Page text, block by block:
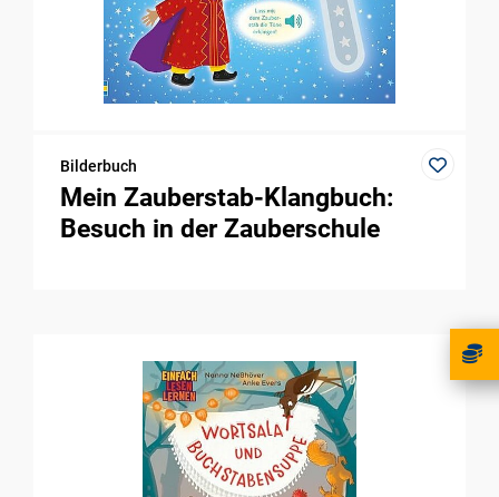
Bilderbuch
Mein Zauberstab-Klangbuch:
Besuch in der Zauberschule